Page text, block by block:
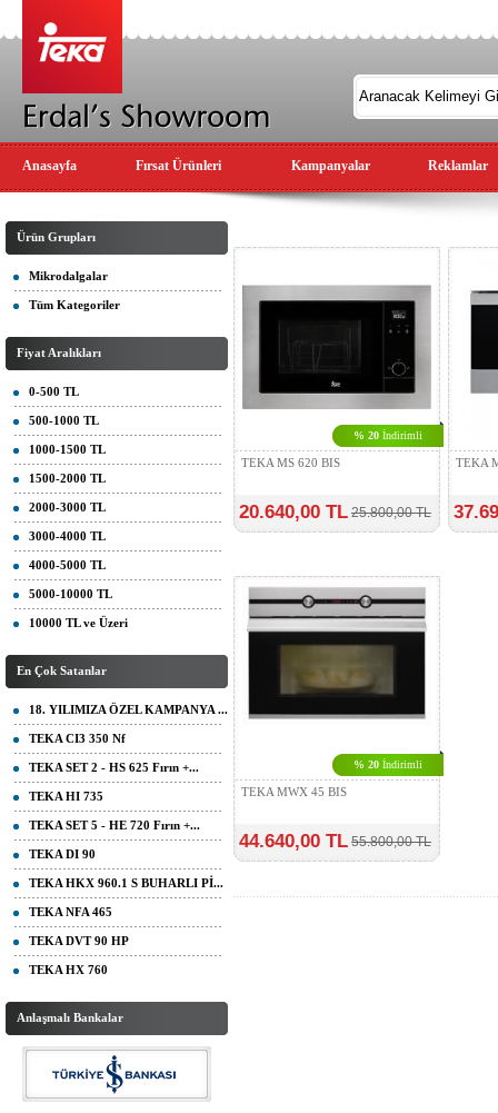
Anasayfa Fırsat Ürünleri Kampanyalar Reklamlar
Ürün Grupları
Mikrodalgalar
Tüm Kategoriler
Fiyat Aralıkları
0-500 TL
500-1000 TL
1000-1500 TL
1500-2000 TL
2000-3000 TL
3000-4000 TL
4000-5000 TL
5000-10000 TL
10000 TL ve Üzeri
En Çok Satanlar
18. YILIMIZA ÖZEL KAMPANYA ...
TEKA CI3 350 Nf
TEKA SET 2 - HS 625 Fırın +...
TEKA HI 735
TEKA SET 5 - HE 720 Fırın +...
TEKA DI 90
TEKA HKX 960.1 S BUHARLI Pİ...
TEKA NFA 465
TEKA DVT 90 HP
TEKA HX 760
Anlaşmalı Bankalar
% 20 İndirimli
TEKA MS 620 BIS
20.640,00 TL 25.800,00 TL
TEKA
% 20 İndirimli
TEKA MWX 45 BIS
44.640,00 TL 55.800,00 TL